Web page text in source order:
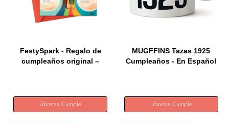
FestySpark - Regalo de
cumpleaños original –
Libretas Cumple
MUGFFINS Tazas 1925
Cumpleaños - En Español
Libretas Cumple